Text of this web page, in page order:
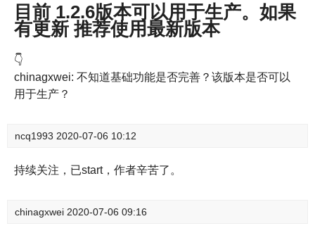
目前 1.2.6版本可以用于生产。如果
有更新 推荐使用最新版本
👇
chinagxwei: 不知道基础功能是否完善？该版本是否可以
用于生产？
ncq1993 2020-07-06 10:12
持续关注，已start，作者辛苦了。
chinagxwei 2020-07-06 09:16